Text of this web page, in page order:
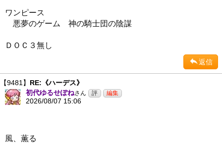
ワンピース
悪夢のゲーム 神の騎士団の陰謀
ＤＯＣ３無し
返信
【9481】 RE:《ハーデス》
初代ゆるせぽねさん
2026/08/07 15:06
風、薫る